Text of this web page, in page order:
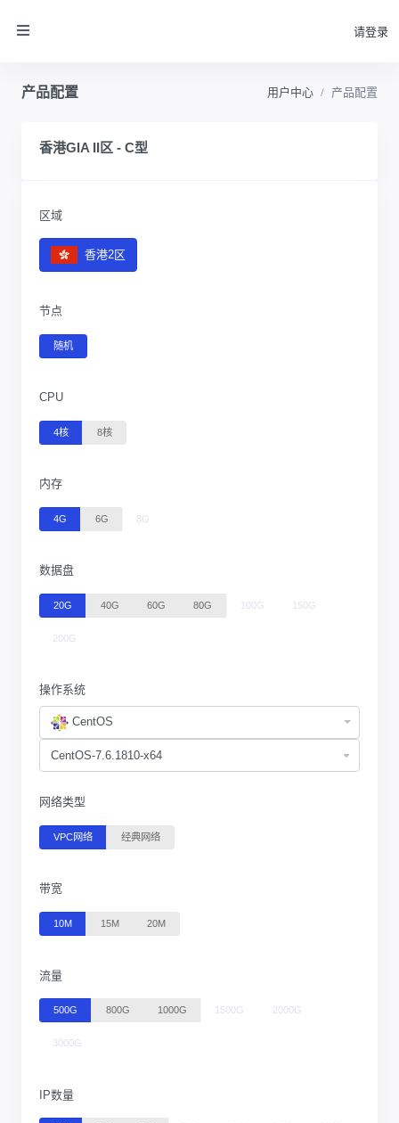
请登录
产品配置 用户中心 产品配置
香港GIA II区 - C型
区域
香港2区
节点
随机
CPU
4核 8核
内存
4G 6G 8G
数据盘
20G 40G 60G 80G 100G 150G
200G
操作系统
CentOS
网络类型
VPC网络 经典网络
带宽
10M 15M 20M
流量
500G 800G 1000G 1500G 2000G
3000G
IP数量